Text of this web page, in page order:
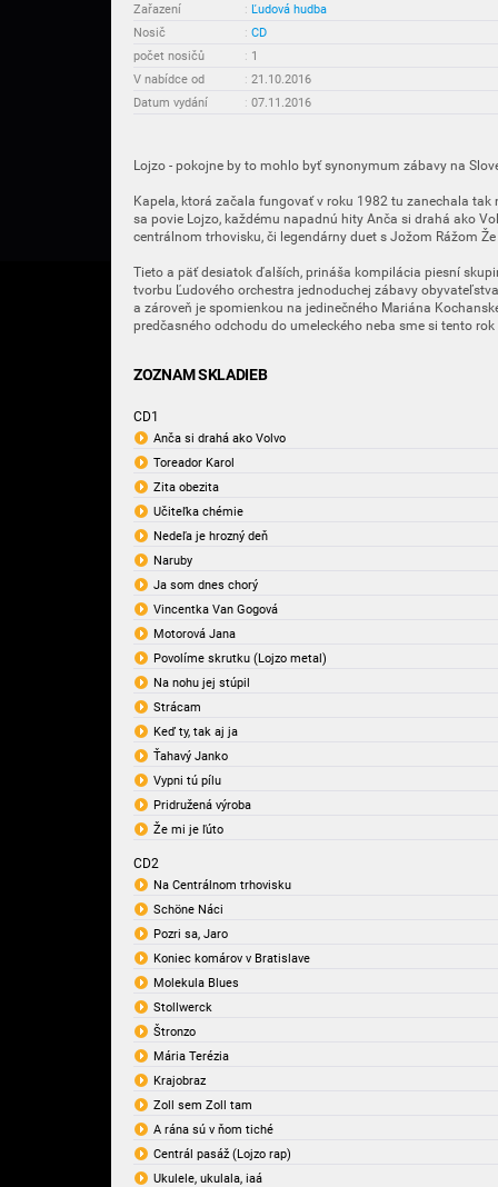
Zařazení : Ľudová hudba
Nosič
: CD
počet nosičů
: 1
V nabídce od
: 21.10.2016
Datum vydání
: 07.11.2016
Lojzo - pokojne by to mohlo byť synonymum zábavy na
Kapela, ktorá začala fungovať v roku 1982 tu zanechala tak
sa povie Lojzo, každému napadnú hity Anča si drahá ako
centrálnom trhovisku, či legendárny duet s Jožom Rážom
Tieto a päť desiatok ďalších, prináša kompilácia piesní
tvorbu Ľudového orchestra jednoduchej zábavy
a zároveň je spomienkou na jedinečného Mariána
predčasného odchodu do umeleckého neba sme si tento
ZOZNAM SKLADIEB
CD1
Anča si drahá ako Volvo
Toreador Karol
Zita obezita
Učiteľka chémie
Nedeľa je hrozný deň
Naruby
Ja som dnes chorý
Vincentka Van Gogová
Motorová Jana
Povolíme skrutku (Lojzo metal)
Na nohu jej stúpil
Strácam
Keď ty, tak aj ja
Ťahavý Janko
Vypni tú pílu
Pridružená výroba
Že mi je ľúto
CD2
Na Centrálnom trhovisku
Schöne Náci
Pozri sa, Jaro
Koniec komárov v Bratislave
Molekula Blues
Stollwerck
Štronzo
Mária Terézia
Krajobraz
Zoll sem Zoll tam
A rána sú v ňom tiché
Centrál pasáž (Lojzo rap)
Ukulele, ukulala, iaá